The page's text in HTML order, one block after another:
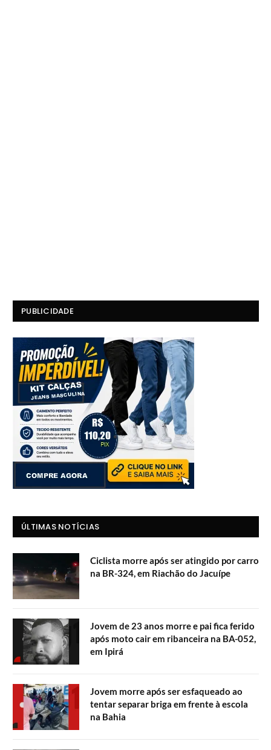
PUBLICIDADE
ÚLTIMAS NOTÍCIAS
Ciclista morre após ser atingido por carro
na BR-324, em Riachão do Jacuípe
Jovem de 23 anos morre e pai fica ferido
após moto cair em ribanceira na BA-052,
em Ipirá
Jovem morre após ser esfaqueado ao
tentar separar briga em frente à escola
na Bahia